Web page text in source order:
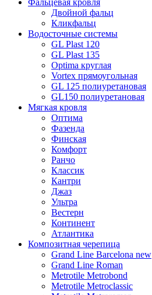
Фальцевая кровля
Двойной фальц
Кликфальц
Водосточные системы
GL Plast 120
GL Plast 135
Optima круглая
Vortex прямоугольная
GL 125 полиуретановая
GL150 полиуретановая
Мягкая кровля
Оптима
Фазенда
Финская
Комфорт
Ранчо
Классик
Кантри
Джаз
Ультра
Вестерн
Континент
Атлантика
Композитная черепица
Grand Line Barcelona new
Grand Line Roman
Metrotile Metrobond
Metrotile Metroclassic